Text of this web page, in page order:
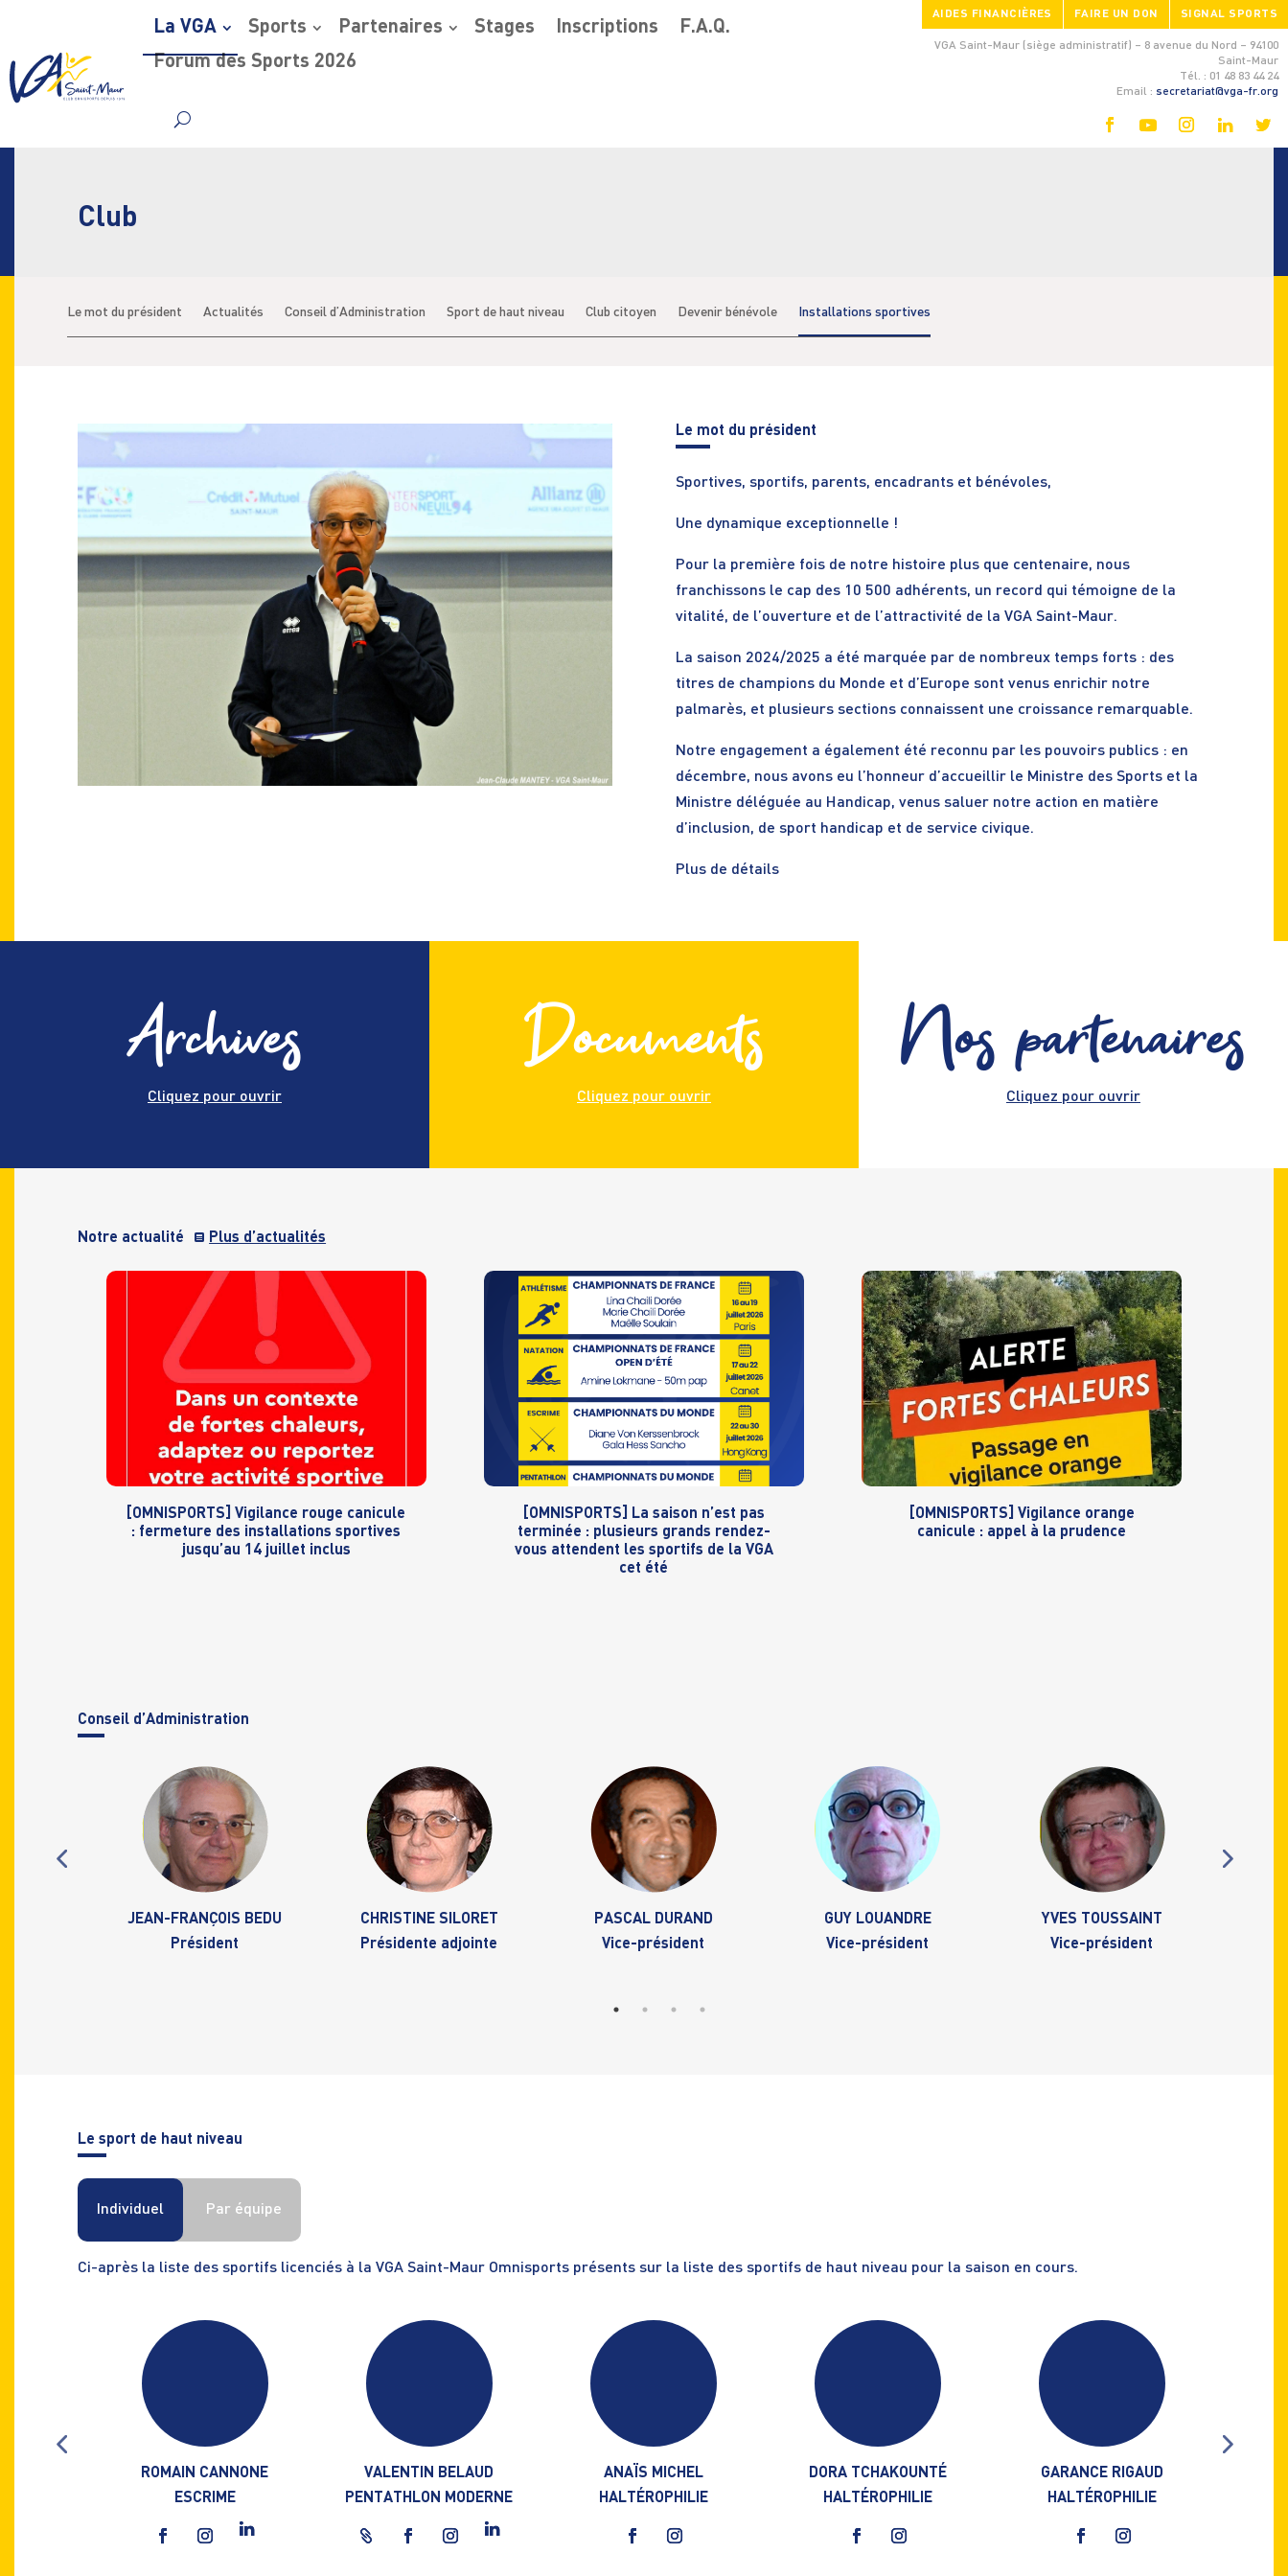
La VGA Sports Partenaires Stages Inscriptions
F.A.Q.
Forum des Sports 2026
AIDES FINANCIÈRES FAIRE UN DON SIGNAL SPORTS
VGA Saint-Maur (siège administratif) – 8 avenue du Nord – 94100
Saint-Maur
Tél. : 01 48 83 44 24
Email : secretariat@vga-fr.org
Club
Le mot du président Actualités Conseil d’Administration Sport de haut niveau Club citoyen Devenir bénévole Installations sportives
Le mot du président
Sportives, sportifs, parents, encadrants et bénévoles,
Une dynamique exceptionnelle !
Pour la première fois de notre histoire plus que centenaire, nous
franchissons le cap des 10 500 adhérents, un record qui témoigne de la
vitalité, de l’ouverture et de l’attractivité de la VGA Saint-Maur.
La saison 2024/2025 a été marquée par de nombreux temps forts : des
titres de champions du Monde et d’Europe sont venus enrichir notre
palmarès, et plusieurs sections connaissent une croissance remarquable.
Notre engagement a également été reconnu par les pouvoirs publics : en
décembre, nous avons eu l’honneur d’accueillir le Ministre des Sports et la
Ministre déléguée au Handicap, venus saluer notre action en matière
d’inclusion, de sport handicap et de service civique.
Plus de détails
Archives
Cliquez pour ouvrir
Documents
Cliquez pour ouvrir
Nos partenaires
Cliquez pour ouvrir
Notre actualité Plus d’actualités
[OMNISPORTS] Vigilance rouge canicule
: fermeture des installations sportives
jusqu’au 14 juillet inclus
[OMNISPORTS] La saison n’est pas
terminée : plusieurs grands rendez-
vous attendent les sportifs de la VGA
cet été
[OMNISPORTS] Vigilance orange
canicule : appel à la prudence
Conseil d’Administration
JEAN-FRANÇOIS BEDU
Président
CHRISTINE SILORET
Présidente adjointe
PASCAL DURAND
Vice-président
GUY LOUANDRE
Vice-président
YVES TOUSSAINT
Vice-président
Le sport de haut niveau
Individuel Par équipe
Ci-après la liste des sportifs licenciés à la VGA Saint-Maur Omnisports présents sur la liste des sportifs de haut niveau pour la saison en cours.
ROMAIN CANNONE
ESCRIME
VALENTIN BELAUD
PENTATHLON MODERNE
ANAÏS MICHEL
HALTÉROPHILIE
DORA TCHAKOUNTÉ
HALTÉROPHILIE
GARANCE RIGAUD
HALTÉROPHILIE